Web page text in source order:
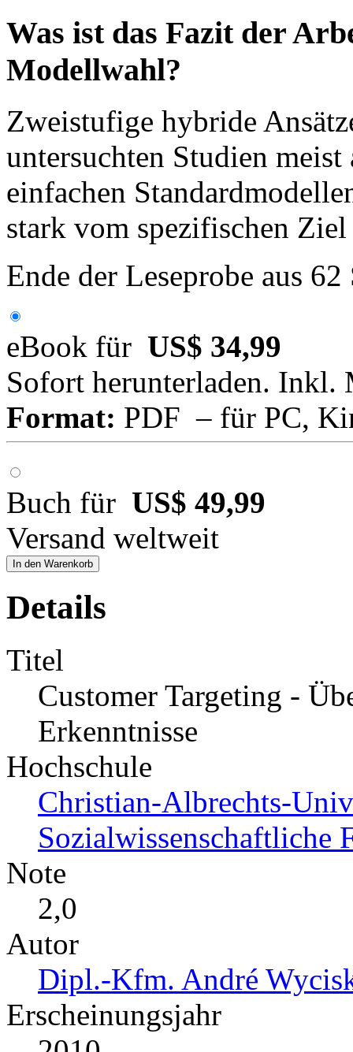
Was ist das Fazit der
Modellwahl?
Zweistufige hybride
untersuchten Studien
einfachen
stark vom spezifischen
Ende der Leseprobe aus
eBook für US$ 34,99
Sofort herunterladen. Inkl.
Format: PDF – für PC,
Buch für US$ 49,99
Versand weltweit
In den Warenkorb
Details
Titel
Customer Targeting -
Erkenntnisse
Hochschule
Christian-Albrechts-
Sozialwissenschaftliche
Note
2,0
Autor
Dipl.-Kfm. André
Erscheinungsjahr